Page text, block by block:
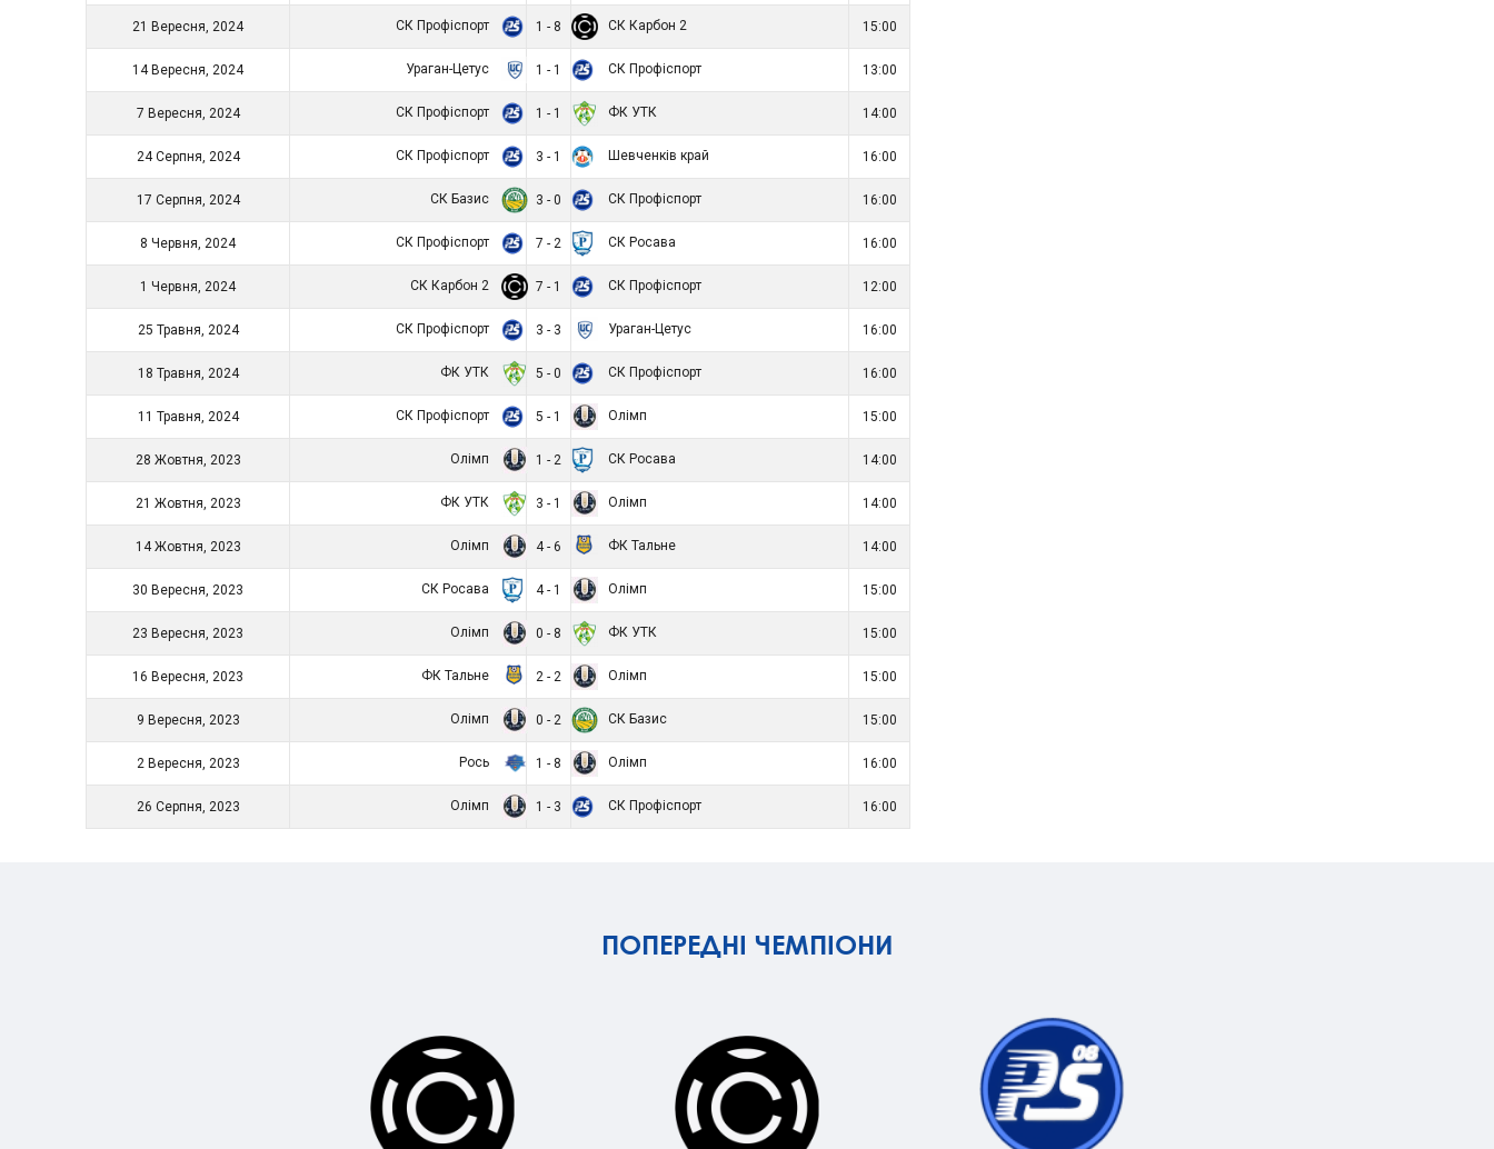
21 Вересня, 2024 СК Профіспорт 1 - 8 СК Карбон 2 15:00
14 Вересня, 2024 Ураган-Цетус 1 - 1 СК Профіспорт 13:00
7 Вересня, 2024 СК Профіспорт 1 - 1 ФК УТК 14:00
24 Серпня, 2024 СК Профіспорт 3 - 1 Шевченків край 16:00
17 Серпня, 2024 СК Базис 3 - 0 СК Профіспорт 16:00
8 Червня, 2024 СК Профіспорт 7 - 2 СК Росава 16:00
1 Червня, 2024 СК Карбон 2 7 - 1 СК Профіспорт 12:00
25 Травня, 2024 СК Профіспорт 3 - 3 Ураган-Цетус 16:00
18 Травня, 2024 ФК УТК 5 - 0 СК Профіспорт 16:00
11 Травня, 2024 СК Профіспорт 5 - 1 Олімп 15:00
28 Жовтня, 2023 Олімп 1 - 2 СК Росава 14:00
21 Жовтня, 2023 ФК УТК 3 - 1 Олімп 14:00
14 Жовтня, 2023 Олімп 4 - 6 ФК Тальне 14:00
30 Вересня, 2023 СК Росава 4 - 1 Олімп 15:00
23 Вересня, 2023 Олімп 0 - 8 ФК УТК 15:00
16 Вересня, 2023 ФК Тальне 2 - 2 Олімп 15:00
9 Вересня, 2023 Олімп 0 - 2 СК Базис 15:00
2 Вересня, 2023 Рось 1 - 8 Олімп 16:00
26 Серпня, 2023 Олімп 1 - 3 СК Профіспорт 16:00
ПОПЕРЕДНІ ЧЕМПІОНИ